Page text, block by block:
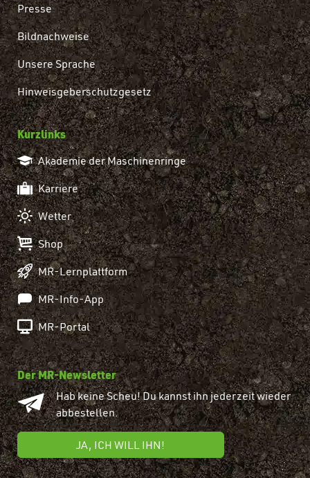
Presse
Bildnachweise
Unsere Sprache
Hinweisgeberschutzgesetz
Kurzlinks
Akademie der Maschinenringe
Karriere
Wetter
Shop
MR-Lernplattform
MR-Info-App
MR-Portal
Der MR-Newsletter
Hab keine Scheu! Du kannst ihn jederzeit wieder
abbestellen.
JA, ICH WILL IHN!